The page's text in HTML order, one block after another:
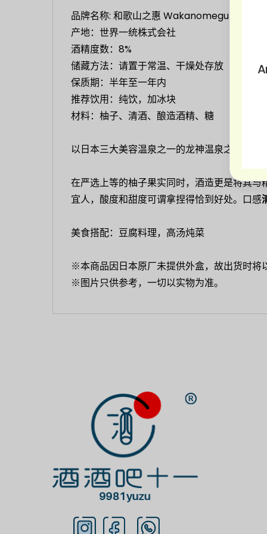
品牌名称: 和歌山之惠 Wakanomegumi
产地：世界一统株式会社
酒精度数：8%
储藏方法：请置于常温、干燥处存放
保质期：半年至一年内
推荐饮用：纯饮，加冰块
材料：柚子、清酒、酿造酒精、糖
以日本三大美容温泉之一的龙神温泉之乡，
在严选上等的柚子果实同时，酒造更是将其
宜人，酸度和甜度可谓拿捏得恰到好处。口感
美食搭配：豆腐料理，高汤炖菜
※本商品因日本原厂未提供外盒，故出货时将
※图片只供参考，一切以实物为准。